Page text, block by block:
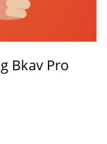
Bkav Pro